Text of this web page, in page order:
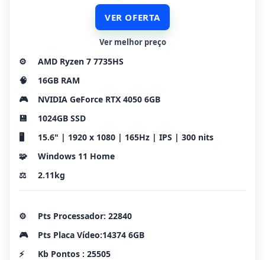
VER OFERTA
Ver melhor preço
⚙️
AMD Ryzen 7 7735HS
🧠
16GB RAM
🎮
NVIDIA GeForce RTX 4050 6GB
💾
1024GB SSD
🖥️
15.6" | 1920 x 1080 | 165Hz | IPS | 300 nits
🧩
Windows 11 Home
⚖️
2.11kg
⚙️
Pts Processador: 22840
🎮
Pts Placa Vídeo:14374 6GB
⚡
Kb Pontos : 25505